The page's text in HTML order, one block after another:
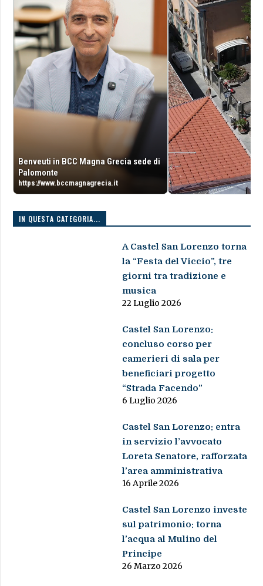
Benveuti in BCC Magna Grecia sede di
Palomonte
https://www.bccmagnagrecia.it
IN QUESTA CATEGORIA...
A Castel San Lorenzo torna
la “Festa del Viccio”, tre
giorni tra tradizione e
musica
22 Luglio 2026
Castel San Lorenzo:
concluso corso per
camerieri di sala per
beneficiari progetto
“Strada Facendo”
6 Luglio 2026
Castel San Lorenzo: entra
in servizio l’avvocato
Loreta Senatore, rafforzata
l’area amministrativa
16 Aprile 2026
Castel San Lorenzo investe
sul patrimonio: torna
l’acqua al Mulino del
Principe
26 Marzo 2026